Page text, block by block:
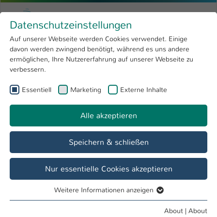
Menu
Research 4
Open submenu
University
International
Skip to main content
University of Applied Sciences
You are here:
Lehrveranstaltungen
Prof. Dr.-Ing. Wulf Kaiser
Lehrveranstaltungen
Thermodynamik
Datenschutzeinstellungen
Auf unserer Webseite werden Cookies verwendet. Einige
davon werden zwingend benötigt, während es uns andere
ermöglichen, Ihre Nutzererfahrung auf unserer Webseite zu
verbessern.
Essentiell Marketing Externe Inhalte
Alle akzeptieren
Speichern & schließen
Nur essentielle Cookies akzeptieren
Essentielle Cookies werden für grundlegende Funktionen
Weitere Informationen anzeigen
About | About